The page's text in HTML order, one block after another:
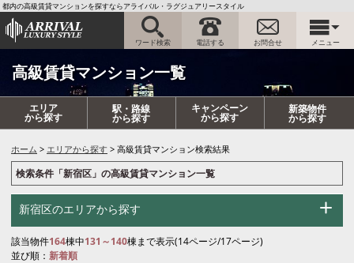
都内の高級賃貸マンションを探すならアライバル・ラグジュアリースタイル
ワード検索 電話する お問合せ メニュー
高級賃貸マンション一覧
エリア
から探す
駅・路線
から探す
キャンペーン
から探す
新築物件
から探す
ホーム エリアから探す 高級賃貸マンション検索結果
検索条件「新宿区」の高級賃貸マンション一覧
新宿区のエリアから探す
該当物件164棟中131～140棟まで表示(14ページ/17ページ)
並び順： 新着順